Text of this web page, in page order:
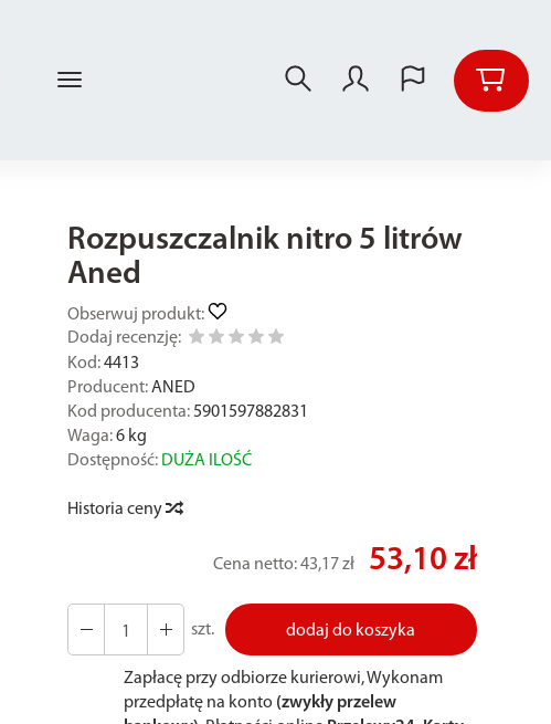
Rozpuszczalnik nitro 5 litrów
Aned
Obserwuj produkt:
Dodaj recenzję:
Kod:4413
Producent:ANED
Kod producenta:5901597882831
Waga:6 kg
Dostępność: DUŻA ILOŚĆ
Historia ceny
Cena netto:43,17 zł 53,10 zł
szt. dodaj do koszyka
Zapłacę przy odbiorze kurierowi, Wykonam
przedpłatę na konto (zwykły przelew